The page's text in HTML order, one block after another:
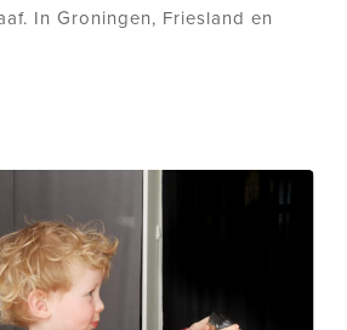
In Groningen, Friesland en